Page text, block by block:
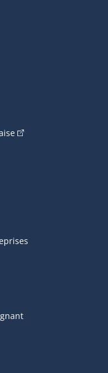
(Cet hyperlien
externe s'ouvrira
externe
s'ouvrira dans une
externe s'ouvrira